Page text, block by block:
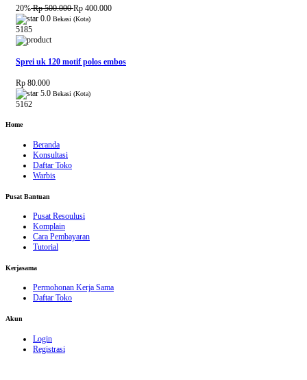
20%Rp 500.000Rp 400.000
0.0 Bekasi (Kota)
5185
Sprei uk 120 motif polos embos
Rp 80.000
5.0 Bekasi (Kota)
5162
Home
Beranda
Konsultasi
Daftar Toko
Warbis
Pusat Bantuan
Pusat Resoulusi
Komplain
Cara Pembayaran
Tutorial
Kerjasama
Permohonan Kerja Sama
Daftar Toko
Akun
Login
Registrasi